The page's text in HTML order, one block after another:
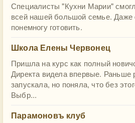
Специалисты "Кухни Марии"
всей нашей большой семье. Даже
понемногу готовить.
Школа Елены Червонец
Пришла на курс как полный
Директа видела впервые. Раньше
запускала, но поняла, что без
Выбр...
Парамоновъ клуб